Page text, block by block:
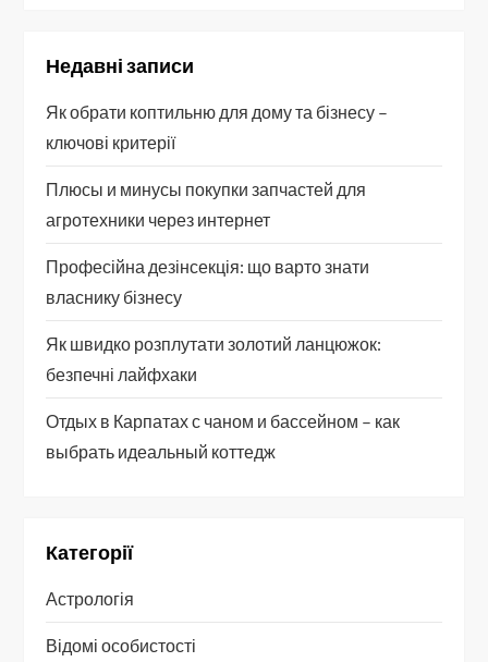
Недавні записи
Як обрати коптильню для дому та бізнесу –
ключові критерії
Плюсы и минусы покупки запчастей для
агротехники через интернет
Професійна дезінсекція: що варто знати
власнику бізнесу
Як швидко розплутати золотий ланцюжок:
безпечні лайфхаки
Отдых в Карпатах с чаном и бассейном – как
выбрать идеальный коттедж
Категорії
Астрологія
Відомі особистості